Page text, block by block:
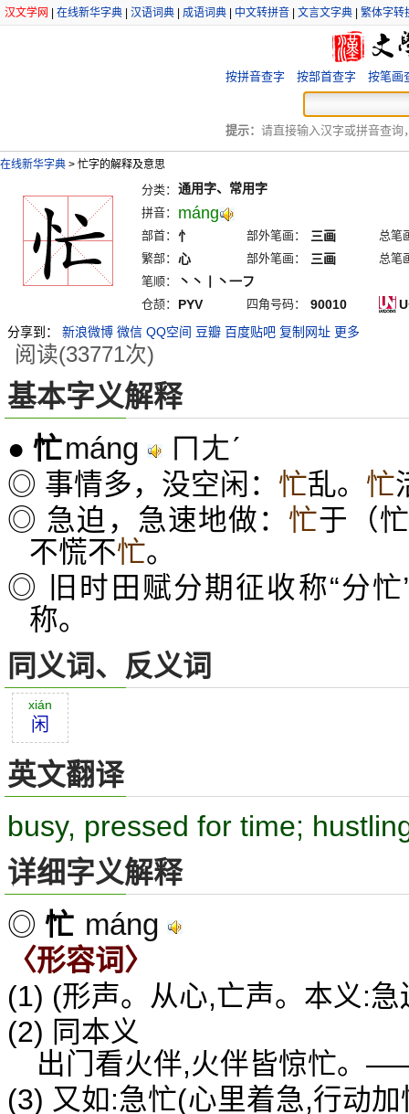
汉文学网 在线新华字典 汉语词典 成语词典 中文转拼音 文言文字典 繁体字转
按拼音查字 按部首查字 按笔画
提示： 请直接输入汉字或拼音查询
在线新华字典 > 忙字的解释及意思
分类： 通用字、常用字
拼音： máng
部首： 忄 部外笔画： 三画
总笔
繁部： 心 部外笔画： 三画
总笔
笔顺：
丶丶丨丶一フ
仓颉： PYV 四角号码： 90010
分享到：
新浪微博 微信 QQ空间 豆瓣 百度贴吧 复制网址 更多
阅读(33771次)
基本字义解释
● 忙máng ㄇㄤˊ
◎ 事情多，没空闲： 忙乱。 忙
◎ 急迫，急速地做： 忙于（
不慌不忙。
◎ 旧时田赋分期征收称“分忙
称。
同义词、反义词
xián
闲
英文翻译
busy, pressed for time;
详细字义解释
◎ 忙 máng
〈形容词〉
(1) (形声。从心,亡声。本义:急
(2) 同本义
出门看火伴,火伴皆惊忙。
(3) 又如:急忙(心里着急,行动